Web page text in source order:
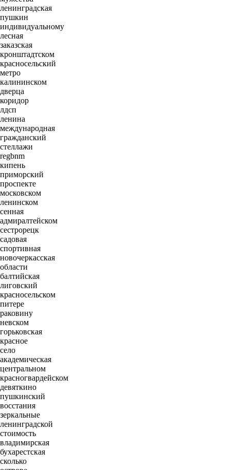
ленинградская
пушкин
индивидуальному
лесная
заказская
кронштадтском
красносельский
метро
калининском
дверца
коридор
лдсп
ленина
международная
гражданский
стеллажи
regbnm
кипень
приморский
проспекте
московском
ленинском
сенная
адмиралтейском
сестрорецк
садовая
спортивная
новочеркасская
области
балтийская
лиговский
красносельском
питере
раковину
невском
горьковская
красное
село
академическая
центральном
красногвардейском
девяткино
пушкинский
восстания
зеркальные
ленинградской
стоимость
владимирская
бухарестская
сколько